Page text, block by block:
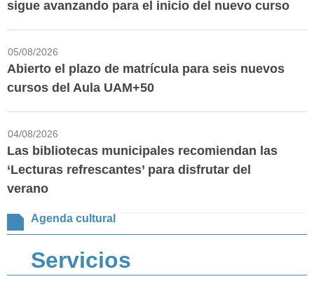
sigue avanzando para el inicio del nuevo curso
05/08/2026
Abierto el plazo de matrícula para seis nuevos
cursos del Aula UAM+50
04/08/2026
Las bibliotecas municipales recomiendan las
‘Lecturas refrescantes’ para disfrutar del
verano
Agenda cultural
Servicios